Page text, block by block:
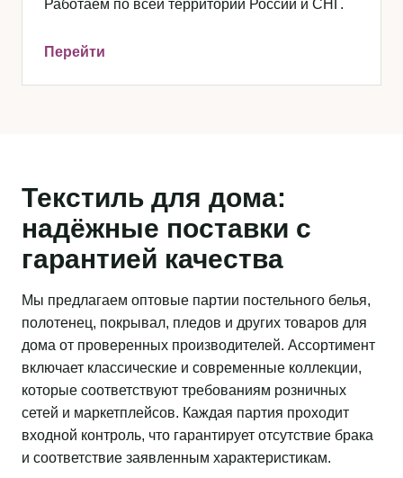
Работаем по всей территории России и СНГ.
Перейти
Текстиль для дома:
надёжные поставки с
гарантией качества
Мы предлагаем оптовые партии постельного белья,
полотенец, покрывал, пледов и других товаров для
дома от проверенных производителей. Ассортимент
включает классические и современные коллекции,
которые соответствуют требованиям розничных
сетей и маркетплейсов. Каждая партия проходит
входной контроль, что гарантирует отсутствие брака
и соответствие заявленным характеристикам.